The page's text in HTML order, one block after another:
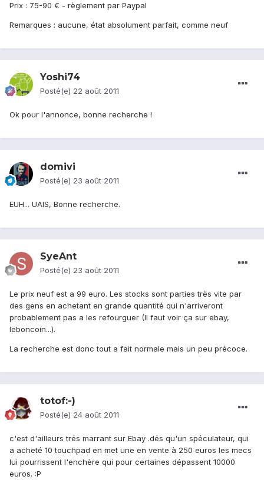
Prix : 75-90 € - règlement par Paypal
Remarques : aucune, état absolument parfait, comme neuf
Yoshi74
Posté(e) 22 août 2011
Ok pour l'annonce, bonne recherche !
domivi
Posté(e) 23 août 2011
EUH... UAIS, Bonne recherche.
SyeAnt
Posté(e) 23 août 2011
Le prix neuf est a 99 euro. Les stocks sont parties très vite par
des gens en achetant en grande quantité qui n'arriveront
probablement pas a les refourguer (Il faut voir ça sur ebay,
leboncoin...).
La recherche est donc tout a fait normale mais un peu précoce.
totof:-)
Posté(e) 24 août 2011
c'est d'ailleurs trés marrant sur Ebay .dés qu'un spéculateur, qui
a acheté 10 touchpad en met une en vente à 250 euros les mecs
lui pourrissent l'enchère qui pour certaines dépassent 10000
euros. :P